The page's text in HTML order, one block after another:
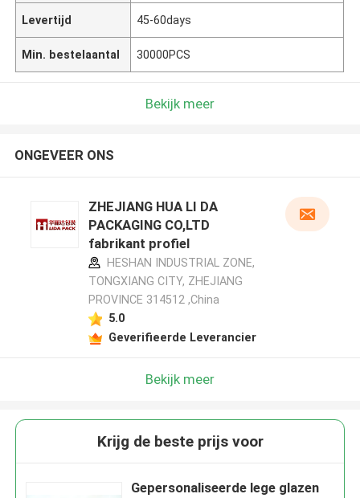
Levertijd 45-60days
Min. bestelaantal 30000PCS
Bekijk meer
ONGEVEER ONS
ZHEJIANG HUA LI DA
PACKAGING CO,LTD
fabrikant profiel
HESHAN INDUSTRIAL ZONE,
TONGXIANG CITY, ZHEJIANG
PROVINCE 314512 ,China
5.0
Geverifieerde Leverancier
Bekijk meer
Krijg de beste prijs voor
Gepersonaliseerde lege glazen